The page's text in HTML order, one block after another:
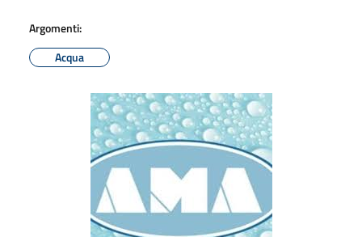
Argomenti:
Acqua